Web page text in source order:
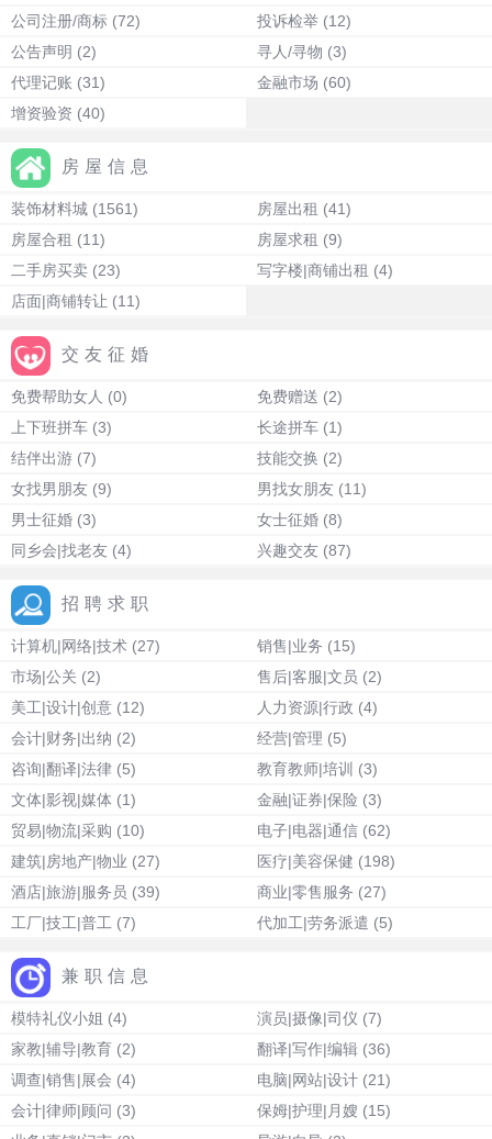
公司注册/商标 (72) 投诉检举 (12)
公告声明 (2) 寻人/寻物 (3)
代理记账 (31) 金融市场 (60)
增资验资 (40)
房屋信息
装饰材料城 (1561) 房屋出租 (41)
房屋合租 (11) 房屋求租 (9)
二手房买卖 (23) 写字楼|商铺出租 (4)
店面|商铺转让 (11)
交友征婚
免费帮助女人 (0) 免费赠送 (2)
上下班拼车 (3) 长途拼车 (1)
结伴出游 (7) 技能交换 (2)
女找男朋友 (9) 男找女朋友 (11)
男士征婚 (3) 女士征婚 (8)
同乡会|找老友 (4) 兴趣交友 (87)
招聘求职
计算机|网络|技术 (27) 销售|业务 (15)
市场|公关 (2) 售后|客服|文员 (2)
美工|设计|创意 (12) 人力资源|行政 (4)
会计|财务|出纳 (2) 经营|管理 (5)
咨询|翻译|法律 (5) 教育教师|培训 (3)
文体|影视|媒体 (1) 金融|证券|保险 (3)
贸易|物流|采购 (10) 电子|电器|通信 (62)
建筑|房地产|物业 (27) 医疗|美容保健 (198)
酒店|旅游|服务员 (39) 商业|零售服务 (27)
工厂|技工|普工 (7) 代加工|劳务派遣 (5)
兼职信息
模特礼仪小姐 (4) 演员|摄像|司仪 (7)
家教|辅导|教育 (2) 翻译|写作|编辑 (36)
调查|销售|展会 (4) 电脑|网站|设计 (21)
会计|律师|顾问 (3) 保姆|护理|月嫂 (15)